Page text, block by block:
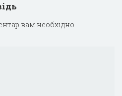
вам необхідно